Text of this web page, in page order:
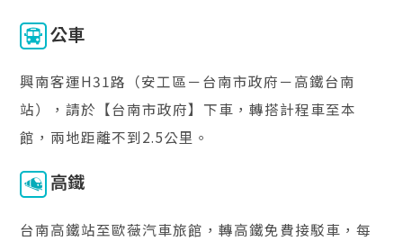
公車
興南客運H31路（安工區－台南市政府－高鐵台南
站），請於【台南市政府】下車，轉搭計程車至本
館，兩地距離不到2.5公里。
高鐵
台南高鐵站至歐薇汽車旅館，轉高鐵免費接駁車，每